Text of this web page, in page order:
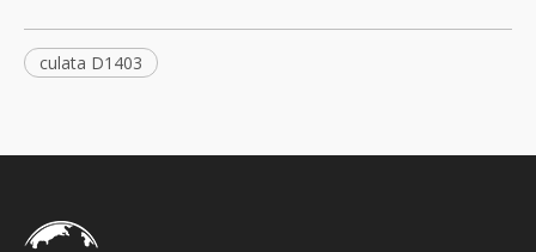
culata D1403